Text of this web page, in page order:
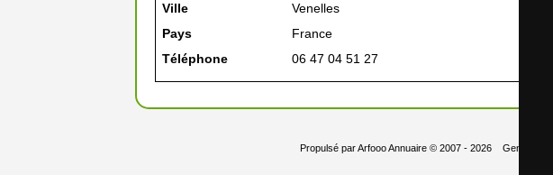
Ville
Venelles
Pays
France
Téléphone
06 47 04 51 27
Propulsé parArfooo Annuaire© 2007 - 2026 Generated